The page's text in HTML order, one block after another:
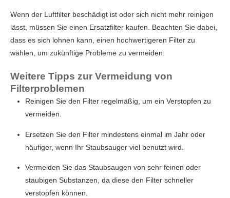
Wenn der Luftfilter beschädigt ist oder sich nicht mehr reinigen
lässt, müssen Sie einen Ersatzfilter kaufen. Beachten Sie dabei,
dass es sich lohnen kann, einen hochwertigeren Filter zu
wählen, um zukünftige Probleme zu vermeiden.
Weitere Tipps zur Vermeidung von
Filterproblemen
Reinigen Sie den Filter regelmäßig, um ein Verstopfen zu
vermeiden.
Ersetzen Sie den Filter mindestens einmal im Jahr oder
häufiger, wenn Ihr Staubsauger viel benutzt wird.
Vermeiden Sie das Staubsaugen von sehr feinen oder
staubigen Substanzen, da diese den Filter schneller
verstopfen können.